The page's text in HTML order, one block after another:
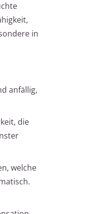
in
anfällig,
die
welche